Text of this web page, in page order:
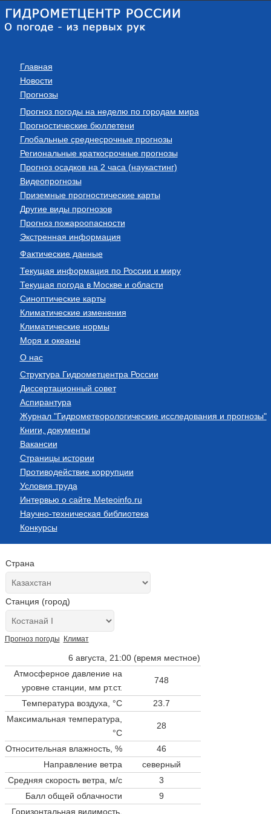
Главная
Новости
Прогнозы
Прогноз погоды на неделю по городам мира
Прогностические бюллетени
Глобальные среднесрочные прогнозы
Региональные краткосрочные прогнозы
Прогноз осадков на 2 часа (наукастинг)
Видеопрогнозы
Приземные прогностические карты
Другие виды прогнозов
Прогноз пожароопасности
Экстренная информация
Фактические данные
Текущая информация по России и миру
Текущая погода в Москве и области
Синоптические карты
Климатические изменения
Климатические нормы
Моря и океаны
О нас
Структура Гидрометцентра России
Диссертационный совет
Аспирантура
Журнал "Гидрометеорологические исследования и прогнозы"
Книги, документы
Вакансии
Страницы истории
Противодействие коррупции
Условия труда
Интервью о сайте Meteoinfo.ru
Научно-техническая библиотека
Конкурсы
Страна
Станция (город)
Прогноз погоды Климат
6 августа, 21:00 (время местное)
Атмосферное давление на
уровне станции, мм рт.ст.
748
Температура воздуха, °C
23.7
Максимальная температура,
°C
28
Относительная влажность, %
46
Направление ветра
северный
Средняя скорость ветра, м/с
3
Балл общей облачности
9
Горизонтальная видимость,